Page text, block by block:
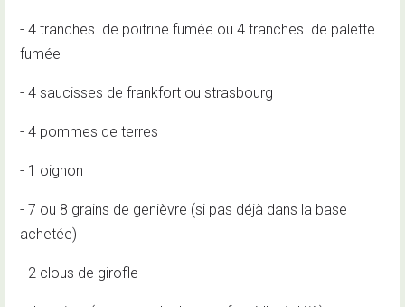
- 4 tranches de poitrine fumée ou 4 tranches de palette
fumée
- 4 saucisses de frankfort ou strasbourg
- 4 pommes de terres
- 1 oignon
- 7 ou 8 grains de genièvre (si pas déjà dans la base
achetée)
- 2 clous de girofle